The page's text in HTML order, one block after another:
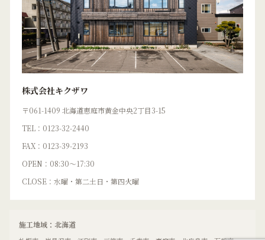
株式会社キクザワ
〒061-1409 北海道恵庭市黄金中央2丁目3-15
TEL：0123-32-2440
FAX：0123-39-2193
OPEN：08:30〜17:30
CLOSE：水曜・第二土日・第四火曜
施工地域：北海道